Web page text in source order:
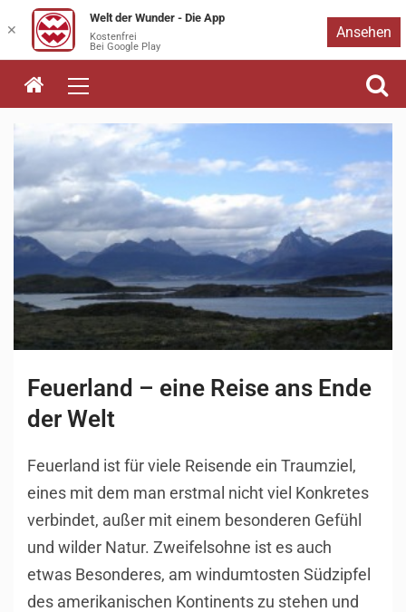
Zum
Inhalt
springen
Feuerland – eine Reise ans Ende
der Welt
Feuerland ist für viele Reisende ein Traumziel,
eines mit dem man erstmal nicht viel Konkretes
verbindet, außer mit einem besonderen Gefühl
und wilder Natur. Zweifelsohne ist es auch
etwas Besonderes, am windumtosten Südzipfel
des amerikanischen Kontinents zu stehen und
✕
Welt der Wunder - Die App
Kostenfrei
Bei Google Play
Ansehen